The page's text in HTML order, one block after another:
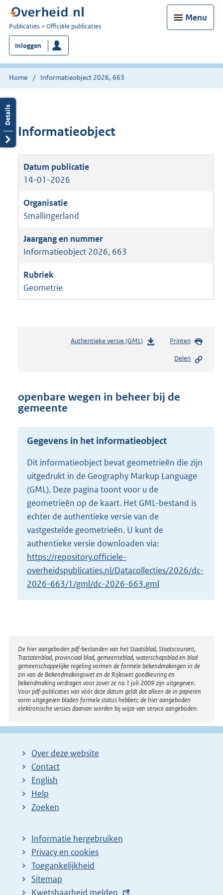
Menu
U
bent
nu
hier:
Publicaties Officiële publicaties
Inloggen
Home Informatieobject 2026, 663
Informatieobject
14-01-2026
Smallingerland
Informatieobject 2026, 663
Geometrie
Authentieke versie (GML)b
n
o
t
t
e
:
3
5
K
b
Printen
Delen
openbare wegen in beheer bij de
gemeente
Gegevens in het informatieobject
Dit informatieobject bevat geometrieën die zijn
uitgedrukt in de Geography Markup Language
(GML). Deze pagina toont voor u de
geometrieën op de kaart. Het GML-bestand is
echter de authentieke versie van de
vastgestelde geometrieën. U kunt de
authentieke versie downloaden via:
https://repository.officiele-
overheidspublicaties.nl/Datacollecties/2026/dc-
2026-663/1/gml/dc-2026-663.gml
Disclaimer
De hier aangeboden pdf-bestanden van het Staatsblad, Staatscourant,
Tractatenblad, provinciaal blad, gemeenteblad, waterschapsblad en blad
gemeenschappelijke regeling vormen de formele bekendmakingen in de
zin van de Bekendmakingswet en de Rijkswet goedkeuring en
bekendmaking verdragen voor zover ze na 1 juli 2009 zijn uitgegeven.
Voor pdf-publicaties van vóór deze datum geldt dat alleen de in papieren
vorm uitgegeven bladen formele status hebben; de hier aangeboden
elektronische versies daarvan worden bij wijze van service aangeboden.
Over deze website
Contact
English
Help
Zoeken
Informatie hergebruiken
Privacy en cookies
Toegankelijkheid
Sitemap
E
Kwetsbaarheid melden